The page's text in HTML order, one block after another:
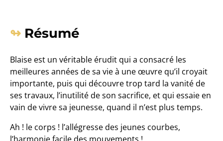
Résumé
Blaise est un véritable érudit qui a consacré les
meilleures années de sa vie à une œuvre qu’il croyait
importante, puis qui découvre trop tard la vanité de
ses travaux, l’inutilité de son sacrifice, et qui essaie en
vain de vivre sa jeunesse, quand il n’est plus temps.
Ah ! le corps ! l’allégresse des jeunes courbes,
l’harmonie facile des mouvements !